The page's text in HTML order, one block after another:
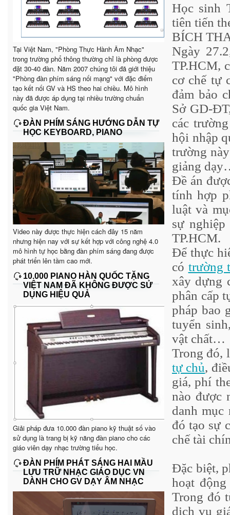
Tại Việt Nam, "Phòng Thực Hành Âm Nhạc"
trong trường phổ thông thường chỉ là phòng được
đặt 30-40 đàn. Năm 2007 chúng tôi đã giới thiệu
"Phòng đàn phím sáng nối mạng" với đặc điểm
tạo kết nối GV và HS theo hai chiều. Mô hình
này đã được áp dụng tại nhiều trường chuẩn
quốc gia Việt Nam.
ĐÀN PHÍM SÁNG HƯỚNG DẪN TỰ
HỌC KEYBOARD, PIANO
Video này được thực hiện cách đây 15 năm
nhưng hiện nay với sự kết hợp với công nghệ 4.0
mô hình tự học bằng đàn phím sáng đang được
phát triển lên tầm cao mới.
10.000 PIANO HÀN QUỐC TẶNG
VIỆT NAM ĐÃ KHÔNG ĐƯỢC SỬ
DỤNG HIỆU QUẢ
Giải pháp đưa 10.000 đàn piano kỹ thuật số vào
sử dụng là trang bị kỹ năng đàn piano cho các
giáo viên dạy nhạc trường tiểu học.
ĐÀN PHÍM PHÁT SÁNG HAI MẦU
LƯU TRỮ NHẠC GIÁO DỤC VN
DÀNH CHO GV DẠY ÂM NHẠC
Học sinh
tiên tiến
BÍCH
Ngày
TP.HCM,
cơ chế tự
đảm bảo
Sở GD-
các
hội nhập
trường
giảng
Đề án
tính hợp
luật và
sự
TP.HCM.
Để thực
có trường
xây dựng
phân cấp
pháp bao
tuyển
vật chất…
Trong đó,
tự chủ,
giá, phí
nào được
danh mục
đó tạo sự
chế tài
Đặc biệt,
hoạt
Trong đó
dịch vụ